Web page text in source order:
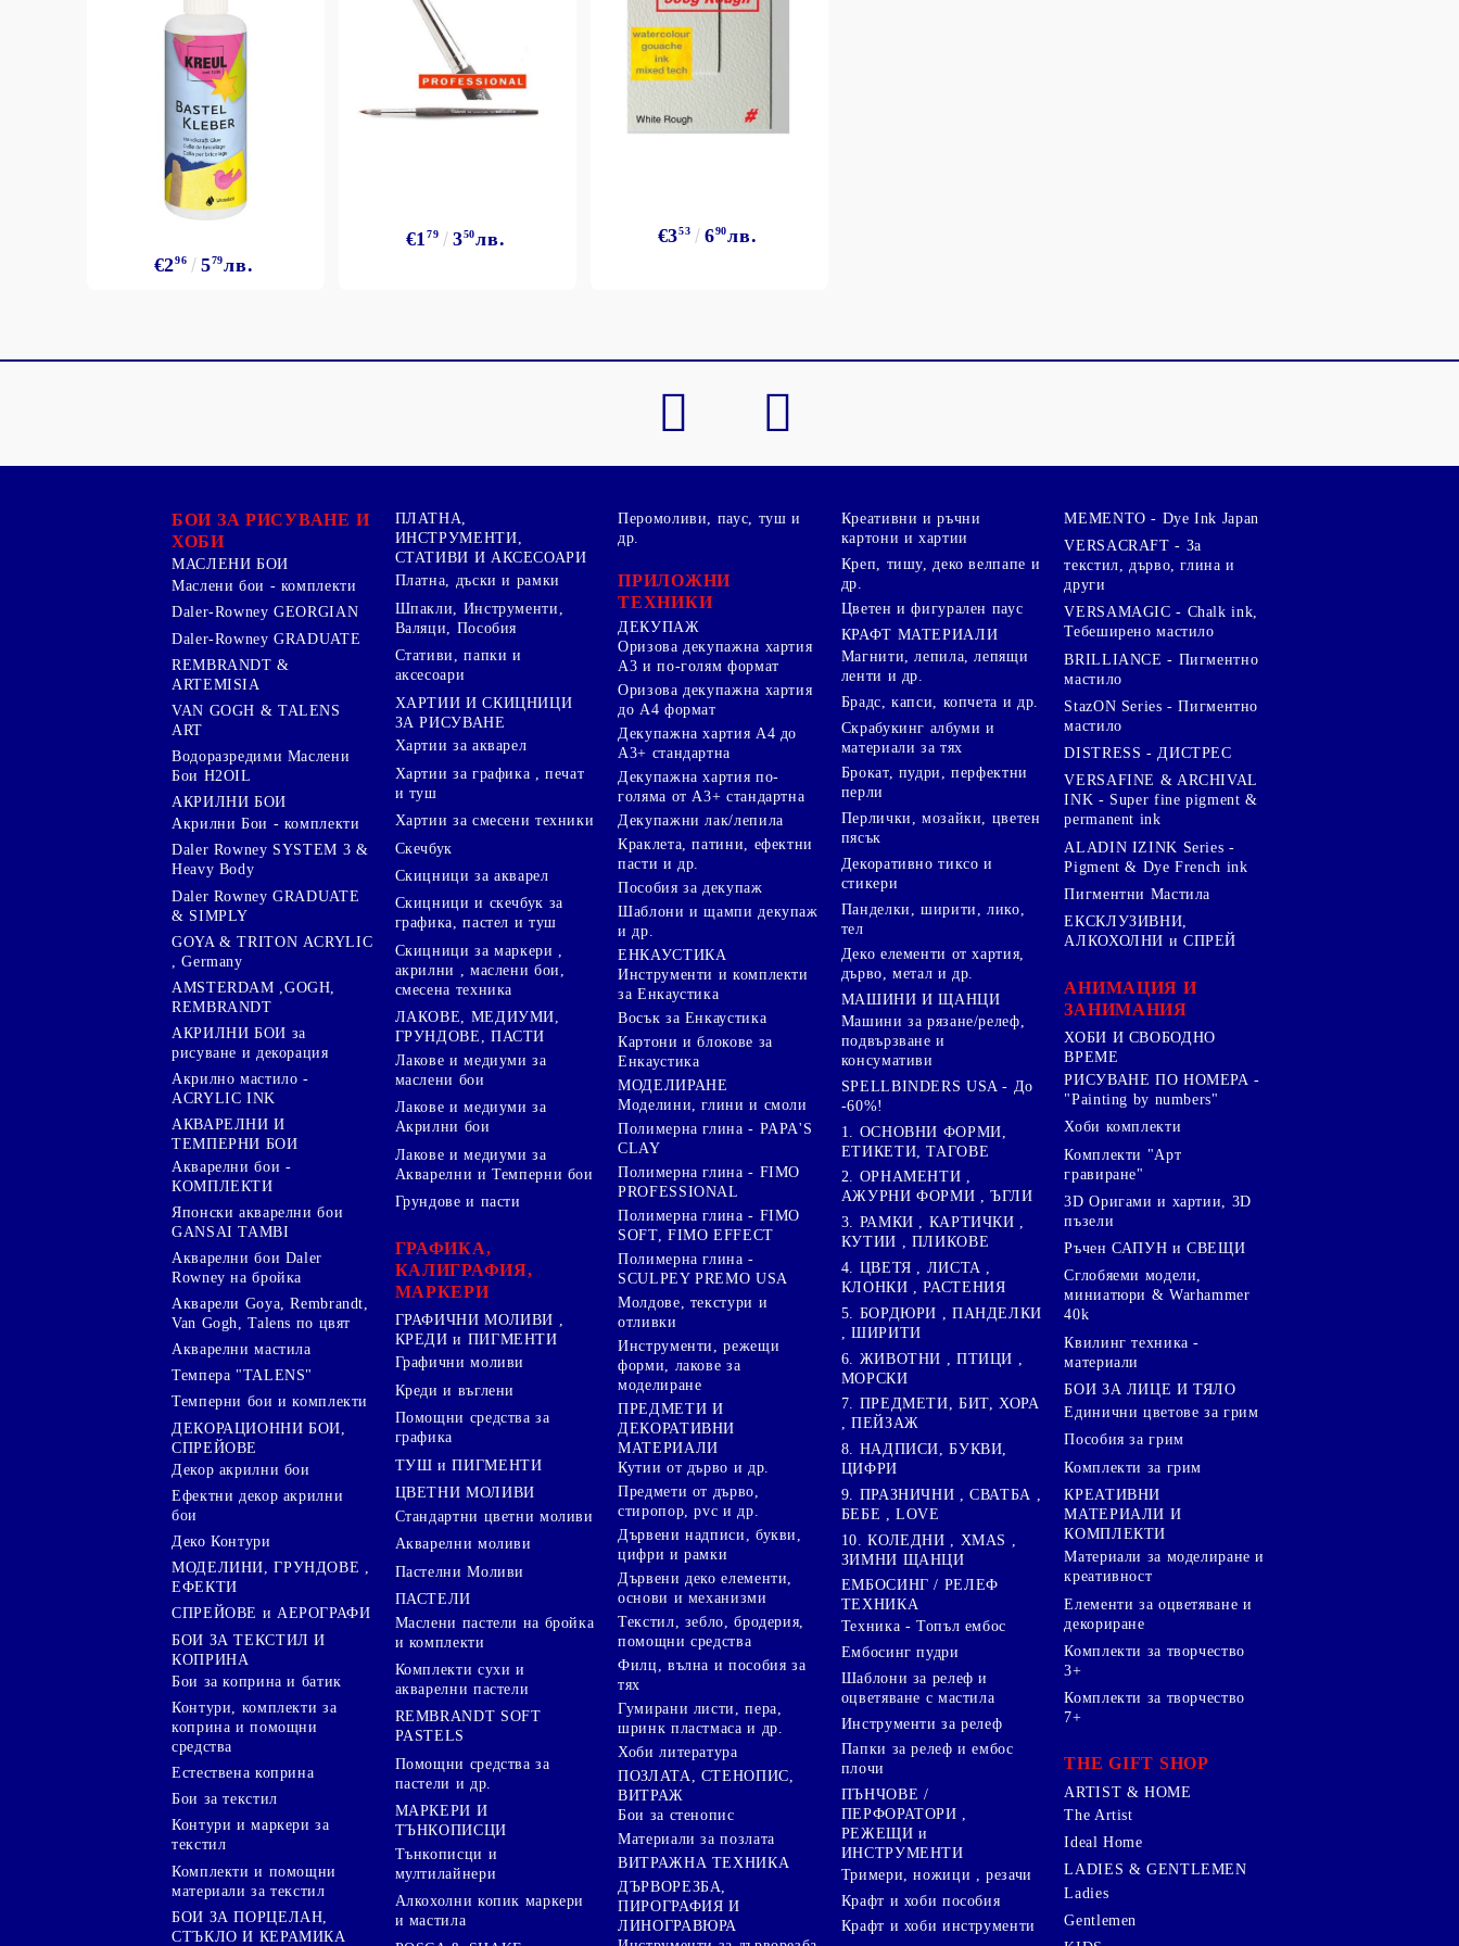
Регистрация
€296 579лв.
€179 350лв. €353 690лв.
БОИ ЗА РИСУВАНЕ И
ХОБИ
МАСЛЕНИ БОИ
Маслени бои - комплекти
Daler-Rowney GEORGIAN
Daler-Rowney GRADUATE
REMBRANDT &
ARTEMISIA
VAN GOGH & TALENS
ART
Водоразредими Маслени
Бои H2OIL
АКРИЛНИ БОИ
Акрилни Бои - комплекти
Daler Rowney SYSTEM 3 &
Heavy Body
Daler Rowney GRADUATE
& SIMPLY
GOYA & TRITON АCRYLIC
, Germany
AMSTERDAM ,GOGH,
REMBRANDT
АКРИЛНИ БОИ за
рисуване и декорация
Акрилно мастило -
ACRYLIC INK
АКВАРЕЛНИ И
ТЕМПЕРНИ БОИ
Акварелни бои -
КОМПЛЕКТИ
Японски акварелни бои
GANSAI TAMBI
Акварелни бои Daler
Rowney на бройка
Акварели Goya, Rembrandt,
Van Gogh, Talens по цвят
Акварелни мастила
Темпера "TALENS"
Темперни бои и комплекти
ДЕКОРАЦИОННИ БОИ,
СПРЕЙОВЕ
Декор акрилни бои
Ефектни декор акрилни
бои
Деко Контури
МОДЕЛИНИ, ГРУНДОВЕ ,
ЕФЕКТИ
СПРЕЙОВЕ и АЕРОГРАФИ
БОИ ЗА ТЕКСТИЛ И
КОПРИНА
Бои за коприна и батик
Контури, комплекти за
коприна и помощни
средства
Естествена коприна
Бои за текстил
Контури и маркери за
текстил
Комплекти и помощни
материали за текстил
БОИ ЗА ПОРЦЕЛАН,
СТЪКЛО И КЕРАМИКА
ПЛАТНА,
ИНСТРУМЕНТИ,
СТАТИВИ И АКСЕСОАРИ
Платна, дъски и рамки
Шпакли, Инструменти,
Валяци, Пособия
Стативи, папки и
аксесоари
ХАРТИИ И СКИЦНИЦИ
ЗА РИСУВАНЕ
Хартии за акварел
Хартии за графика , печат
и туш
Хартии за смесени техники
Скечбук
Скицници за акварел
Скицници и скечбук за
графика, пастел и туш
Скицници за маркери ,
акрилни , маслени бои,
смесена техника
ЛАКОВЕ, МЕДИУМИ,
ГРУНДОВЕ, ПАСТИ
Лакове и медиуми за
маслени бои
Лакове и медиуми за
Акрилни бои
Лакове и медиуми за
Акварелни и Темперни бои
Грундове и пасти
ГРАФИКА,
КАЛИГРАФИЯ,
МАРКЕРИ
ГРАФИЧНИ МОЛИВИ ,
КРЕДИ и ПИГМЕНТИ
Графични моливи
Креди и въглени
Помощни средства за
графика
ТУШ и ПИГМЕНТИ
ЦВЕТНИ МОЛИВИ
Стандартни цветни моливи
Акварелни моливи
Пастелни Моливи
ПАСТЕЛИ
Маслени пастели на бройка
и комплекти
Комплекти сухи и
акварелни пастели
REMBRANDT SOFT
PASTELS
Помощни средства за
пастели и др.
МАРКЕРИ И
ТЪНКОПИСЦИ
Тънкописци и
мултилайнери
Алкохолни копик маркери
и мастила
Перомоливи, паус, туш и
др.
ПРИЛОЖНИ
ТЕХНИКИ
ДЕКУПАЖ
Оризова декупажна хартия
А3 и по-голям формат
Оризова декупажна хартия
до А4 формат
Декупажна хартия А4 до
А3+ стандартна
Декупажна хартия по-
голяма от А3+ стандартна
Декупажни лак/лепила
Краклета, патини, ефектни
пасти и др.
Пособия за декупаж
Шаблони и щампи декупаж
и др.
ЕНКАУСТИКА
Инструменти и комплекти
за Енкаустика
Восък за Енкаустика
Картони и блокове за
Енкаустика
МОДЕЛИРАНЕ
Моделини, глини и смоли
Полимерна глина - PAPA'S
CLAY
Полимерна глина - FIMO
PROFESSIONAL
Полимерна глина - FIMO
SOFT, FIMO EFFECT
Полимерна глина -
SCULPEY PREMO USA
Молдове, текстури и
отливки
Инструменти, режещи
форми, лакове за
моделиране
ПРЕДМЕТИ И
ДЕКОРАТИВНИ
МАТЕРИАЛИ
Кутии от дърво и др.
Предмети от дърво,
стиропор, pvc и др.
Дървени надписи, букви,
цифри и рамки
Дървени деко елементи,
основи и механизми
Текстил, зебло, бродерия,
помощни средства
Филц, вълна и пособия за
тях
Гумирани листи, пера,
шринк пластмаса и др.
Хоби литература
ПОЗЛАТА, СТЕНОПИС,
ВИТРАЖ
Бои за стенопис
Материали за позлата
ВИТРАЖНА ТЕХНИКА
ДЪРВОРЕЗБА,
ПИРОГРАФИЯ И
ЛИНОГРАВЮРА
Креативни и ръчни
картони и хартии
Креп, тишу, деко велпапе и
др.
Цветен и фигурален паус
КРАФТ МАТЕРИАЛИ
Магнити, лепила, лепящи
ленти и др.
Брадс, капси, копчета и др.
Скрабукинг албуми и
материали за тях
Брокат, пудри, перфектни
перли
Перлички, мозайки, цветен
пясък
Декоративно тиксо и
стикери
Панделки, ширити, лико,
тел
Деко елементи от хартия,
дърво, метал и др.
МАШИНИ И ЩАНЦИ
Машини за рязане/релеф,
подвързване и
консумативи
SPELLBINDERS USA - До
-60%!
1. ОСНОВНИ ФОРМИ,
ЕТИКЕТИ, ТАГОВЕ
2. ОРНАМЕНТИ ,
АЖУРНИ ФОРМИ , ЪГЛИ
3. РАМКИ , КАРТИЧКИ ,
КУТИИ , ПЛИКОВЕ
4. ЦВЕТЯ , ЛИСТА ,
КЛОНКИ , РАСТЕНИЯ
5. БОРДЮРИ , ПАНДЕЛКИ
, ШИРИТИ
6. ЖИВОТНИ , ПТИЦИ ,
МОРСКИ
7. ПРЕДМЕТИ, БИТ, ХОРА
, ПЕЙЗАЖ
8. НАДПИСИ, БУКВИ,
ЦИФРИ
9. ПРАЗНИЧНИ , СВАТБА ,
БЕБЕ , LOVE
10. КОЛЕДНИ , XMAS ,
ЗИМНИ ЩАНЦИ
ЕМБОСИНГ / РЕЛЕФ
ТЕХНИКА
Техника - Топъл ембос
Ембосинг пудри
Шаблони за релеф и
оцветяване с мастила
Инструменти за релеф
Папки за релеф и ембос
плочи
ПЪНЧОВЕ /
ПЕРФОРАТОРИ ,
РЕЖЕЩИ и
ИНСТРУМЕНТИ
Тримери, ножици , резачи
Крафт и хоби пособия
Крафт и хоби инструменти
MEMENTO - Dye Ink Japan
VERSACRAFT - За
текстил, дърво, глина и
други
VERSAMAGIC - Chalk ink,
Тебеширено мастило
BRILLIANCE - Пигментно
мастило
StazON Series - Пигментно
мастило
DISTRESS - ДИСТРЕС
VERSAFINE & ARCHIVAL
INK - Super fine pigment &
permanent ink
ALADIN IZINK Series -
Pigment & Dye French ink
Пигментни Мастила
ЕКСКЛУЗИВНИ,
АЛКОХОЛНИ и СПРЕЙ
АНИМАЦИЯ И
ЗАНИМАНИЯ
ХОБИ И СВОБОДНО
ВРЕМЕ
РИСУВАНЕ ПО НОМЕРА -
"Painting by numbers"
Хоби комплекти
Комплекти "Арт
гравиране"
3D Оригами и хартии, 3D
пъзели
Ръчен САПУН и СВЕЩИ
Сглобяеми модели,
миниатюри & Warhammer
40k
Квилинг техника -
материали
БОИ ЗА ЛИЦЕ И ТЯЛО
Единични цветове за грим
Пособия за грим
Комплекти за грим
КРЕАТИВНИ
МАТЕРИАЛИ И
КОМПЛЕКТИ
Mатериали за моделиране и
креативност
Елементи за оцветяване и
декориране
Комплекти за творчество
3+
Комплекти за творчество
7+
THE GIFT SHOP
ARTIST & HOME
The Artist
Ideal Home
LADIES & GENTLEMEN
Ladies
Gentlemen